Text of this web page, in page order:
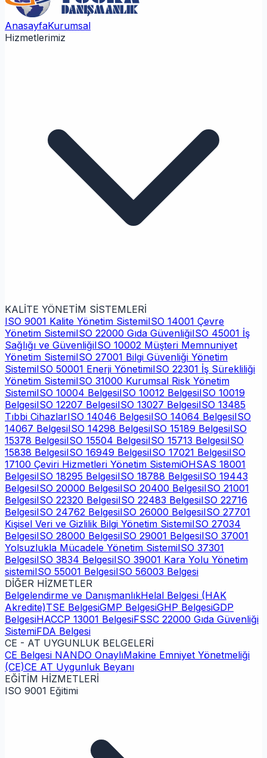
AnasayfaKurumsal
Hizmetlerimiz
KALİTE YÖNETİM SİSTEMLERİ
ISO 9001 Kalite Yönetim SistemiISO 14001 Çevre
Yönetim SistemiISO 22000 Gıda GüvenliğiISO 45001 İş
Sağlığı ve GüvenliğiISO 10002 Müşteri Memnuniyet
Yönetim SistemiISO 27001 Bilgi Güvenliği Yönetim
SistemiISO 50001 Enerji YönetimiISO 22301 İş Sürekliliği
Yönetim SistemiISO 31000 Kurumsal Risk Yönetim
SistemiISO 10004 BelgesiISO 10012 BelgesiISO 10019
BelgesiISO 12207 BelgesiISO 13027 BelgesiISO 13485
Tıbbi CihazlarISO 14046 BelgesiISO 14064 BelgesiISO
14067 BelgesiISO 14298 BelgesiISO 15189 BelgesiISO
15378 BelgesiISO 15504 BelgesiISO 15713 BelgesiISO
15838 BelgesiISO 16949 BelgesiISO 17021 BelgesiISO
17100 Çeviri Hizmetleri Yönetim SistemiOHSAS 18001
BelgesiISO 18295 BelgesiISO 18788 BelgesiISO 19443
BelgesiISO 20000 BelgesiISO 20400 BelgesiISO 21001
BelgesiISO 22320 BelgesiISO 22483 BelgesiISO 22716
BelgesiISO 24762 BelgesiISO 26000 BelgesiISO 27701
Kişisel Veri ve Gizlilik Bilgi Yönetim SistemiISO 27034
BelgesiISO 28000 BelgesiISO 29001 BelgesiISO 37001
Yolsuzlukla Mücadele Yönetim SistemiISO 37301
BelgesiISO 3834 BelgesiISO 39001 Kara Yolu Yönetim
sistemiISO 55001 BelgesiISO 56003 Belgesi
DİĞER HİZMETLER
Belgelendirme ve DanışmanlıkHelal Belgesi (HAK
Akredite)TSE BelgesiGMP BelgesiGHP BelgesiGDP
BelgesiHACCP 13001 BelgesiFSSC 22000 Gıda Güvenliği
SistemiFDA Belgesi
CE - AT UYGUNLUK BELGELERİ
CE Belgesi NANDO OnaylıMakine Emniyet Yönetmeliği
(CE)CE AT Uygunluk Beyanı
EĞİTİM HİZMETLERİ
ISO 9001 Eğitimi